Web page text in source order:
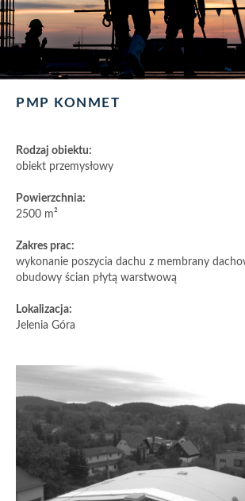
PMP KONMET
Rodzaj obiektu:
obiekt przemysłowy
Powierzchnia:
2500 m²
Zakres prac:
wykonanie poszycia dachu z membrany
obudowy ścian płytą warstwową
Lokalizacja:
Jelenia Góra